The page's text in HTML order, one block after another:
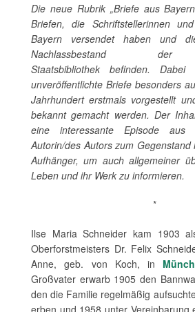
Die neue Rubrik „Briefe aus
Briefen, die Schriftstellerinnen
Bayern versendet haben und
Nachlassbestand der
Staatsbibliothek befinden.
unveröffentlichte Briefe besonders
Jahrhundert erstmals vorgestellt
bekannt gemacht werden. Der
eine interessante Episode
Autorin/des Autors zum
Aufhänger, um auch allgemeiner
Leben und ihr Werk zu informieren.
*
Ilse Maria Schneider kam 1903
Oberforstmeisters Dr. Felix
Anne, geb. von Koch, in
Großvater erwarb 1905 den
den die Familie regelmäßig
erben und 1958 unter Vereinbarung